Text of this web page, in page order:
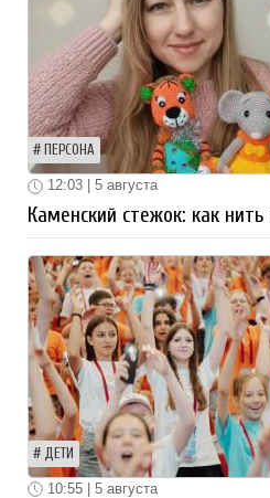
ПЕРСОНА
12:03 | 5 августа
Каменский стежок: как
ДЕТИ
10:55 | 5 августа